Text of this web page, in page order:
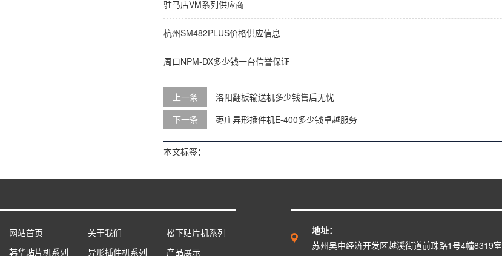
驻马店VM系列供应商
杭州SM482PLUS价格供应信息
周口NPM-DX多少钱一台信誉保证
上一条
洛阳翻板输送机多少钱售后无忧
下一条
枣庄异形插件机E-400多少钱卓越服务
本文标签：
网站首页 关于我们
松下贴片机系列
韩华贴片机系列
异形插件机系列 产品展示
地址：
苏州吴中经济开发区越溪街道前珠路1号4幢8319室